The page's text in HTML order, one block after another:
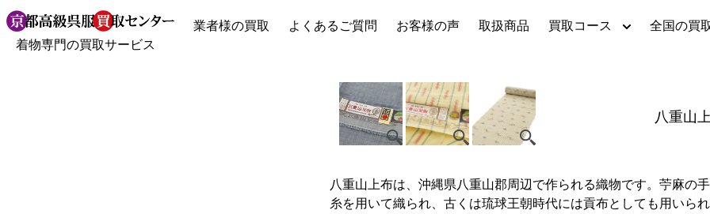
着物専門の買取サービス
業者様の買取 よくあるご質問 お客様の声 取扱商品 買取コース 全国の買
八重山
八重山上布は、沖縄県八重山郡周辺で作られる織物です。苧麻の
糸を用いて織られ、古くは琉球王朝時代には貢布としても用いら